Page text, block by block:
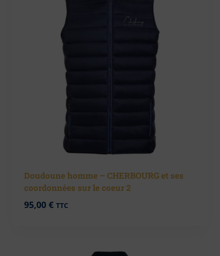
Doudoune homme – CHERBOURG et ses
coordonnées sur le coeur 2
95,00 € TTC